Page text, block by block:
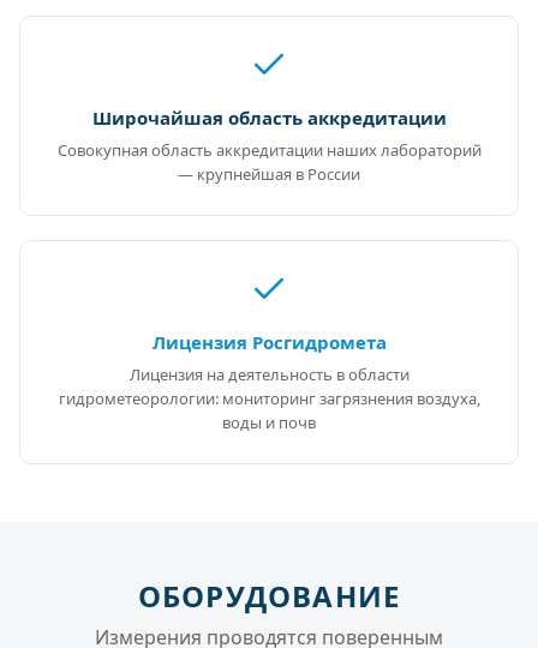
Широчайшая область аккредитации
Совокупная область аккредитации наших лабораторий
— крупнейшая в России
Лицензия Росгидромета
Лицензия на деятельность в области
гидрометеорологии: мониторинг загрязнения воздуха,
воды и почв
ОБОРУДОВАНИЕ
Измерения проводятся поверенным